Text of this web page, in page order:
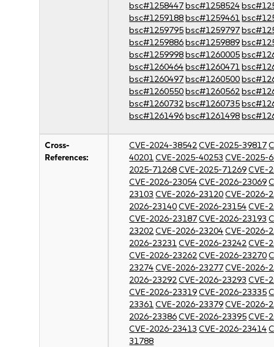
bsc#1258447bsc#1258524
bsc#1259188bsc#1259461
bsc#1259795bsc#1259797
bsc#1259886bsc#1259889
bsc#1259998bsc#1260005
bsc#1260464bsc#1260471
bsc#1260497bsc#1260500
bsc#1260550bsc#1260562
bsc#1260732bsc#1260735
bsc#1261496bsc#1261498
Cross-
References:
CVE-2024-38542CVE-2025-39817
40201CVE-2025-40253 CVE-2025-
2025-71268CVE-2025-71269CVE-
CVE-2026-23054CVE-2026-23069
23103 CVE-2026-23120CVE-2026-
2026-23140CVE-2026-23154CVE-
CVE-2026-23187CVE-2026-23193
23202CVE-2026-23204CVE-2026-
2026-23231CVE-2026-23242CVE-
CVE-2026-23262CVE-2026-23270
23274CVE-2026-23277CVE-2026-
2026-23292CVE-2026-23293 CVE-
CVE-2026-23319CVE-2026-23335
23361CVE-2026-23379CVE-2026-
2026-23386CVE-2026-23395CVE-
CVE-2026-23413 CVE-2026-23414
31788